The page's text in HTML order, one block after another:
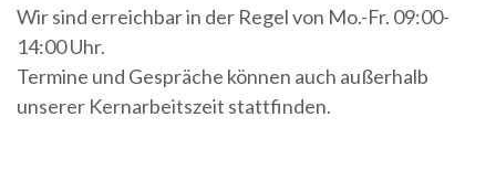
Wir sind erreichbar in der Regel von Mo.-Fr. 09:00-
14:00 Uhr.
Termine und Gespräche können auch außerhalb
unserer Kernarbeitszeit stattfinden.